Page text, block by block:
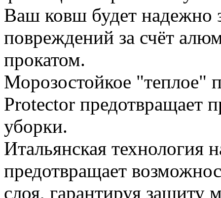
Ваш ковш будет надежно
повреждений за счёт
прокатом.
Морозостойкое "теплое"
Protector предотвращает
уборки.
Итальянская технология
предотвращает
слоя, гарантируя защиту